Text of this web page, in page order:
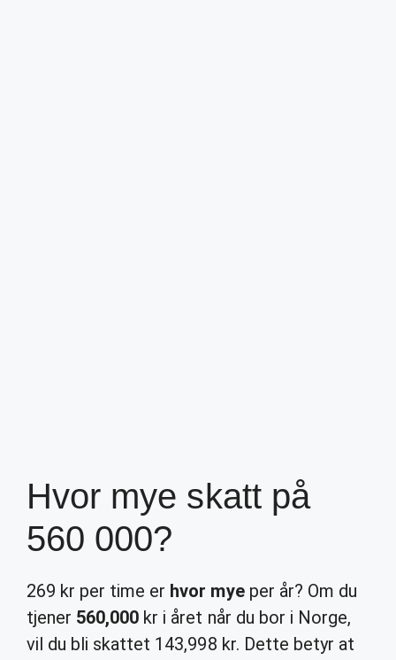
Hvor mye skatt på
560 000?
269 kr per time er hvor myeper år? Om du
tjener 560,000 kr i året når du bor i Norge,
vil du bli skattet 143,998 kr. Dette betyr at